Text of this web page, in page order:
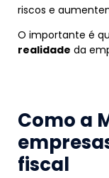
riscos e
O importante é
realidade da
Como a
fiscal